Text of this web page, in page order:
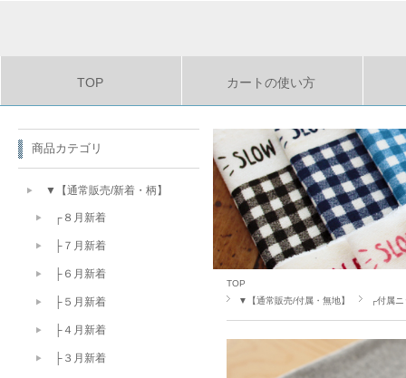
TOP カートの使い方
TOP
▼【通常販売/付属・無地】
┌付属
商品カテゴリ
▼【通常販売/新着・柄】
┌８月新着
├７月新着
├６月新着
├５月新着
├４月新着
├３月新着